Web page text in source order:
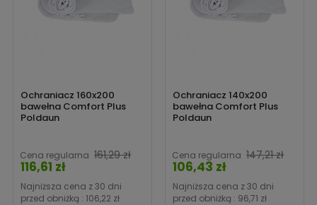
Ochraniacz 160x200
bawełna Comfort Plus
Poldaun
Cena regularna 161,29 zł
116,61 zł
Najniższa cena z 30 dni
przed obniżką : 106,22 zł
Ochraniacz 140x200
bawełna Comfort Plus
Poldaun
Cena regularna 147,21 zł
106,43 zł
Najniższa cena z 30 dni
przed obniżką : 96,71 zł